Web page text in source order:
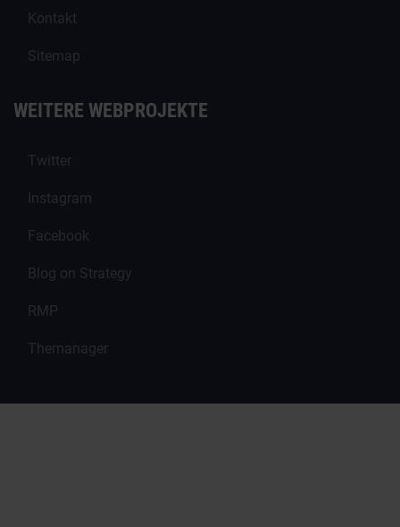
Kontakt
Sitemap
WEITERE WEBPROJEKTE
Twitter
Instagram
Facebook
Blog on Strategy
RMP
Themanager